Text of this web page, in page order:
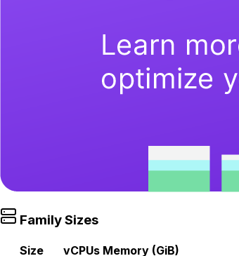
Family Sizes
Size vCPUs Memory (GiB)